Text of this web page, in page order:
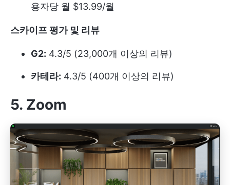
용자당 월 $13.99/월
스카이프 평가 및 리뷰
G2: 4.3/5 (23,000개 이상의 리뷰)
카테라: 4.3/5 (400개 이상의 리뷰)
5. Zoom